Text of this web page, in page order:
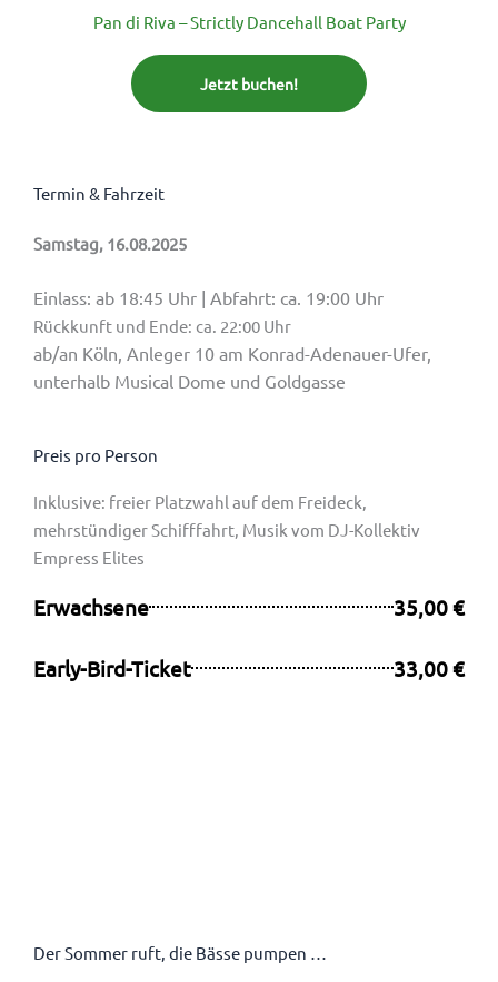
Pan di Riva – Strictly Dancehall Boat Party
Jetzt buchen!
Termin & Fahrzeit
Samstag, 16.08.2025
Einlass: ab 18:45 Uhr | Abfahrt: ca. 19:00 Uhr
Rückkunft und Ende: ca. 22:00 Uhr
ab/an Köln, Anleger 10 am Konrad-Adenauer-Ufer,
unterhalb Musical Dome und Goldgasse
Preis pro Person
Inklusive: freier Platzwahl auf dem Freideck,
mehrstündiger Schifffahrt, Musik vom DJ-Kollektiv
Empress Elites
Erwachsene 35,00 €
Early-Bird-Ticket 33,00 €
Der Sommer ruft, die Bässe pumpen …